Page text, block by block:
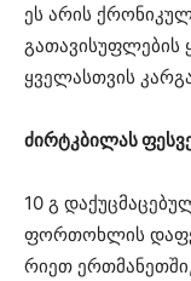
ეს არის
გათავისუფლების
ყველასთვის
ძირტკბილას
10 გ
ფორთოხლის
რიეთ